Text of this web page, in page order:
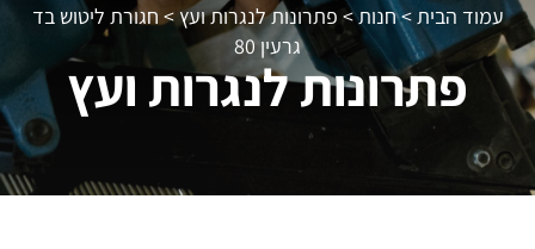
עמוד הבית >חנות>פתרונות לנגרות ועץ > חגורת ליטוש בד
גרעין 80
פתרונות לנגרות ועץ